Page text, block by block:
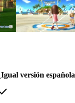
versión